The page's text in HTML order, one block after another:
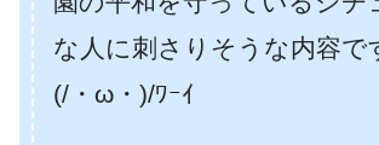
な人に刺さりそうな内容で
(/・ω・)/ﾜｰｲ